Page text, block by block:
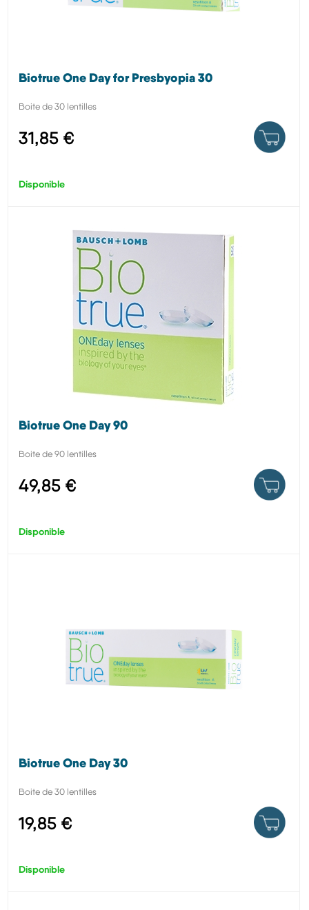
Biotrue One Day for Presbyopia 30
Boite de 30 lentilles
31,85 €
Disponible
Biotrue One Day 90
Boite de 90 lentilles
49,85 €
Disponible
Biotrue One Day 30
Boite de 30 lentilles
19,85 €
Disponible